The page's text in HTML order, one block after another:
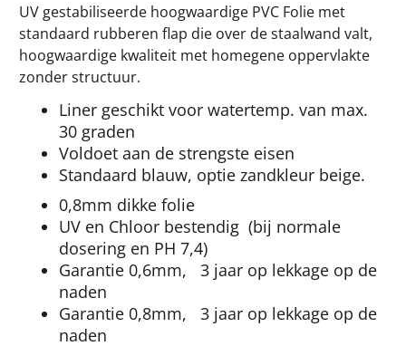
UV gestabiliseerde hoogwaardige PVC Folie met
standaard rubberen flap die over de staalwand valt,
hoogwaardige kwaliteit met homegene oppervlakte
zonder structuur.
Liner geschikt voor watertemp. van max.
30 graden
Voldoet aan de strengste eisen
Standaard blauw, optie zandkleur beige.
0,8mm dikke folie
UV en Chloor bestendig (bij normale
dosering en PH 7,4)
Garantie 0,6mm, 3 jaar op lekkage op de
naden
Garantie 0,8mm, 3 jaar op lekkage op de
naden